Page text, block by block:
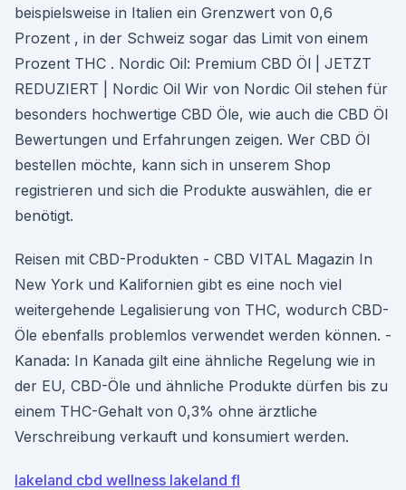
beispielsweise in Italien ein Grenzwert von 0,6
Prozent , in der Schweiz sogar das Limit von einem
Prozent THC . Nordic Oil: Premium CBD Öl | JETZT
REDUZIERT | Nordic Oil Wir von Nordic Oil stehen für
besonders hochwertige CBD Öle, wie auch die CBD Öl
Bewertungen und Erfahrungen zeigen. Wer CBD Öl
bestellen möchte, kann sich in unserem Shop
registrieren und sich die Produkte auswählen, die er
benötigt.
Reisen mit CBD-Produkten - CBD VITAL Magazin In
New York und Kalifornien gibt es eine noch viel
weitergehende Legalisierung von THC, wodurch CBD-
Öle ebenfalls problemlos verwendet werden können. -
Kanada: In Kanada gilt eine ähnliche Regelung wie in
der EU, CBD-Öle und ähnliche Produkte dürfen bis zu
einem THC-Gehalt von 0,3% ohne ärztliche
Verschreibung verkauft und konsumiert werden.
lakeland cbd wellness lakeland fl